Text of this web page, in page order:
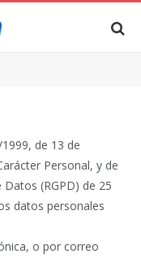
de 13 de
Personal, y de
(RGPD) de 25
datos personales
o por correo